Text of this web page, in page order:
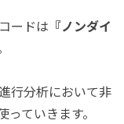
ードは 『ノンダイ
行分析において非
ていきます。